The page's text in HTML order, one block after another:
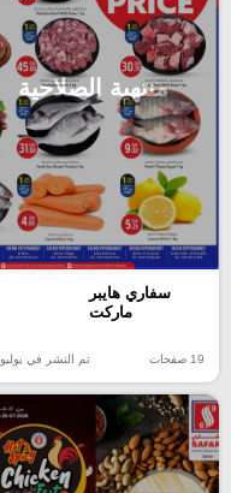
منتهية الصلاحية
سفاري هايبر
ماركت
19 صفحات تم النشر في يوليو 23